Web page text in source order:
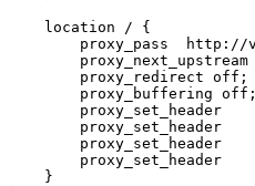
    location / {
proxy_pass  http://
        proxy_redirect off;
        proxy_buffering off;
proxy_set_header
proxy_set_header
proxy_set_header
proxy_set_header
    }